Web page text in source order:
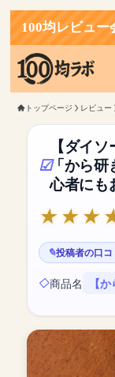
レビュー会員募
トップページ レビュー
【ダイ
「から研
心者にも
投稿者の口
商品名 【